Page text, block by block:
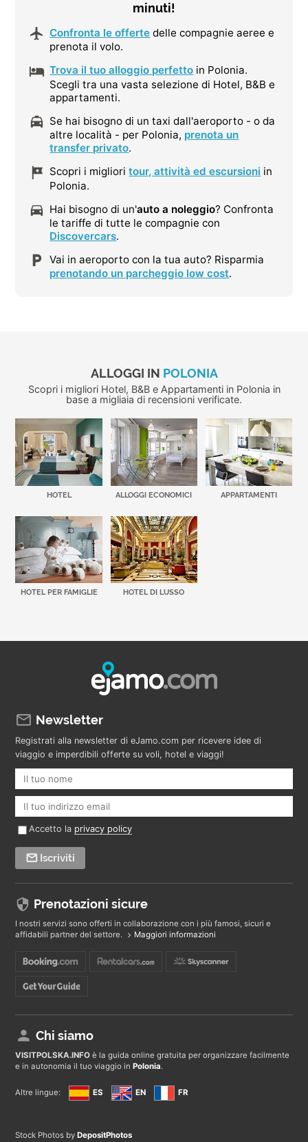
minuti!
Confronta le offerte delle compagnie aeree e
prenota il volo.
Trova il tuo alloggio perfetto in Polonia.
Scegli tra una vasta selezione di Hotel, B&B e
appartamenti.
Se hai bisogno di un taxi dall'aeroporto - o da
altre località - per Polonia, prenota un
transfer privato.
Scopri i miglioritour, attività ed escursioni in
Polonia.
Hai bisogno di un'auto a noleggio? Confronta
le tariffe di tutte le compagnie con
Discovercars.
Vai in aeroporto con la tua auto? Risparmia
prenotando un parcheggio low cost.
ALLOGGI IN POLONIA
Scopri i migliori Hotel, B&B e Appartamenti in Polonia in
base a migliaia di recensioni verificate.
HOTEL ALLOGGI ECONOMICI APPARTAMENTI
HOTEL PER FAMIGLIE HOTEL DI LUSSO
Newsletter
Registrati alla newsletter di eJamo.com per ricevere idee di
viaggio e imperdibili offerte su voli, hotel e viaggi!
Accetto la privacy policy
Iscriviti
Prenotazioni sicure
I nostri servizi sono offerti in collaborazione con i più famosi, sicuri e
affidabili partner del settore.
Maggiori informazioni
Chi siamo
VISITPOLSKA.INFO è la guida online gratuita per organizzare facilmente
e in autonomia il tuo viaggio inPolonia.
Altre lingue: ES EN FR
Stock Photos byDepositPhotos